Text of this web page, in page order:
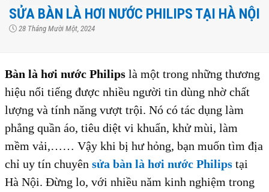
SỬA BÀN LÀ HƠI NƯỚC PHILIPS TẠI HÀ NỘI
28 Tháng Mười Một, 2024
Bàn là hơi nước Philips là một trong những thương
hiệu nổi tiếng được nhiều người tin dùng nhờ chất
lượng và tính năng vượt trội. Nó có tác dụng làm
phẳng quần áo, tiêu diệt vi khuẩn, khử mùi, làm
mềm vải,…… Vậy khi bị hư hỏng, bạn muốn tìm địa
chỉ uy tín chuyên sửa bàn là hơi nước Philips tại
Hà Nội. Đừng lo, với nhiều năm kinh nghiệm trong